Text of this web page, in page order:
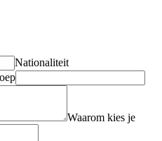
Nationaliteit
Waarom kies je